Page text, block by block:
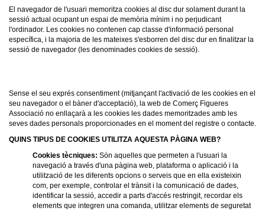
El navegador de l'usuari memoritza cookies al disc dur solament durant la
sessió actual ocupant un espai de memòria mínim i no perjudicant
l'ordinador. Les cookies no contenen cap classe d'informació personal
específica, i la majoria de les mateixes s'esborren del disc dur en finalitzar la
sessió de navegador (les denominades cookies de sessió).
Sense el seu exprés consentiment (mitjançant l'activació de les cookies en el
seu navegador o el bàner d'acceptació), la web de Comerç Figueres
Associació no enllaçarà a les cookies les dades memoritzades amb les
seves dades personals proporcionades en el moment del registre o contacte.
QUINS TIPUS DE COOKIES UTILITZA AQUESTA PÀGINA WEB?
Cookies tècniques: Són aquelles que permeten a l'usuari la
navegació a través d'una pàgina web, plataforma o aplicació i la
utilització de les diferents opcions o serveis que en ella existeixin
com, per exemple, controlar el trànsit i la comunicació de dades,
identificar la sessió, accedir a parts d'accés restringit, recordar els
elements que integren una comanda, utilitzar elements de seguretat